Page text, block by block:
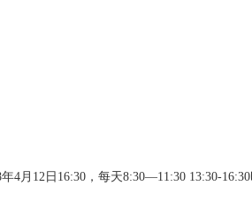
4月12日16:30，每天8:30—11:30 13:30-